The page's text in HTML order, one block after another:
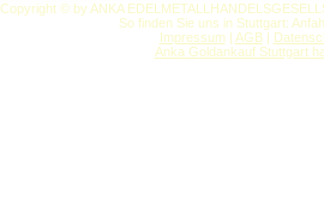
Copyright © by ANKA
So finden Sie uns in Stuttgart:
Impressum| AGB|
Anka Goldankauf Stuttgart